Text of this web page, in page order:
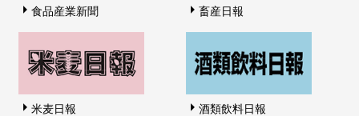
食品産業新聞 畜産日報
米麦日報 酒類飲料日報